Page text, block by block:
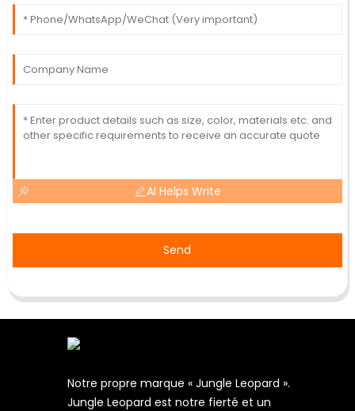
AI Helps Write
Send
Notre propre marque « Jungle Leopard ».
Jungle Leopard est notre fierté et un